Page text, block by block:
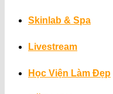
Skinlab & Spa
Livestream
Học Viện Làm Đẹp